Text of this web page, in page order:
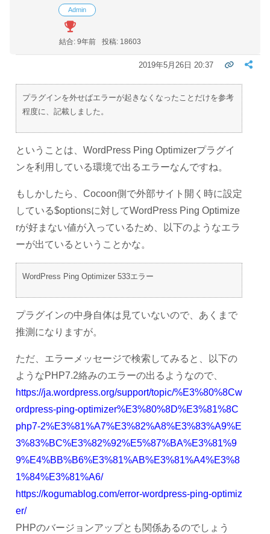
Admin
結合: 9年前 投稿: 18603
2019年5月26日 20:37
プラグインを外せばエラーが起きなくなったことだけを参考
程度に、記載しました。
ということは、WordPress Ping Optimizerプラグイ
ンを利用している環境で出るエラーなんですね。
もしかしたら、Cocoon側で外部サイト開く時に設定
している$optionsに対してWordPress Ping Optimize
rが好まない値が入っているため、以下のようなエラ
ーが出ているということかな。
WordPress Ping Optimizer 533エラー
プラグインの中身自体は見ていないので、あくまで
推測になりますが。
ただ、エラーメッセージで検索してみると、以下の
ようなPHP7.2絡みのエラーの出るようなので、
https://ja.wordpress.org/support/topic/%E3%80%8Cw
ordpress-ping-optimizer%E3%80%8D%E3%81%8C
php7-2%E3%81%A7%E3%82%A8%E3%83%A9%E
3%83%BC%E3%82%92%E5%87%BA%E3%81%9
9%E4%BB%B6%E3%81%AB%E3%81%A4%E3%8
1%84%E3%81%A6/
https://kogumablog.com/error-wordpress-ping-optimiz
er/
PHPのバージョンアップとも関係あるのでしょう